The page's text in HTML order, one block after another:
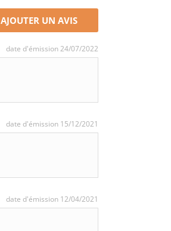
AJOUTER UN AVIS
date d'émission 24/07/2022
date d'émission 15/12/2021
date d'émission 12/04/2021